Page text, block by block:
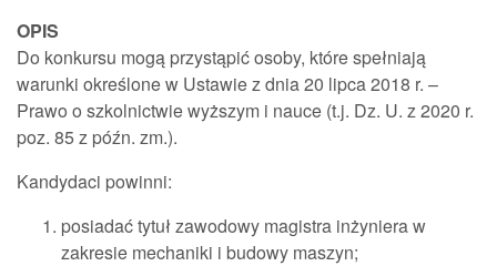
OPIS
Do konkursu mogą przystąpić osoby, które spełniają
warunki określone w Ustawie z dnia 20 lipca 2018 r. –
Prawo o szkolnictwie wyższym i nauce (t.j. Dz. U. z 2020 r.
poz. 85 z późn. zm.).
Kandydaci powinni:
posiadać tytuł zawodowy magistra inżyniera w
zakresie mechaniki i budowy maszyn;